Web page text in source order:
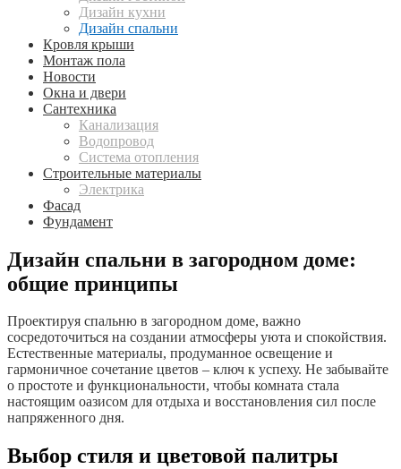
Дизайн кухни
Дизайн спальни
Кровля крыши
Монтаж пола
Новости
Окна и двери
Сантехника
Канализация
Водопровод
Система отопления
Строительные материалы
Электрика
Фасад
Фундамент
Дизайн спальни в загородном доме:
общие принципы
Проектируя спальню в загородном доме, важно
сосредоточиться на создании атмосферы уюта и спокойствия.
Естественные материалы, продуманное освещение и
гармоничное сочетание цветов – ключ к успеху. Не забывайте
о простоте и функциональности, чтобы комната стала
настоящим оазисом для отдыха и восстановления сил после
напряженного дня.
Выбор стиля и цветовой палитры